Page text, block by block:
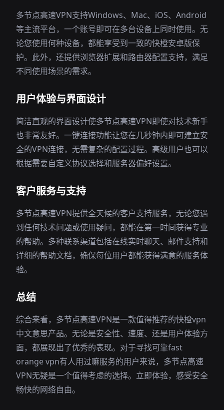
多节点高速VPN支持Windows、Mac、iOS、Android
等主流平台，一个账号即可在多台设备上同时使用。无
论您使用何种设备，都能享受到一致的快橙安卓版保
护。此外，还提供浏览器扩展和路由器配置支持，满足
不同使用场景的需求。
用户体验与界面设计
简洁直观的界面设计使多节点高速VPN即使对技术新手
也非常友好。一键连接功能让您在几秒钟内即可建立安
全的VPN连接，无需复杂的配置过程。高级用户也可以
根据需要自定义协议选择和服务器偏好设置。
客户服务与支持
多节点高速VPN提供全天候的客户支持服务，无论您遇
到任何技术问题或使用疑问，都能在第一时间获得专业
的帮助。多种联系渠道包括在线实时聊天、邮件支持和
详细的帮助文档，确保每位用户都能获得满意的服务体
验。
总结
综合来看，多节点高速VPN是一款值得推荐的快橙vpn
中文意思产品。无论是安全性、速度、还是用户体验方
面，都展现出了优秀的表现。对于寻找可靠fast
orange vpn有人用过嘛服务的用户来说，多节点高速
VPN无疑是一个值得考虑的选择。立即体验，感受安全
畅快的网络自由。